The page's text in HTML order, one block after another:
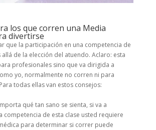
los que corren una Media
divertirse
que la participación en una competencia de
de la elección del atuendo. Aclaro: esta
profesionales sino que va dirigida a
yo, normalmente no corren ni para
todas ellas van estos consejos:
qué tan sano se sienta, si va a
competencia de esta clase usted requiere
para determinar si correr puede